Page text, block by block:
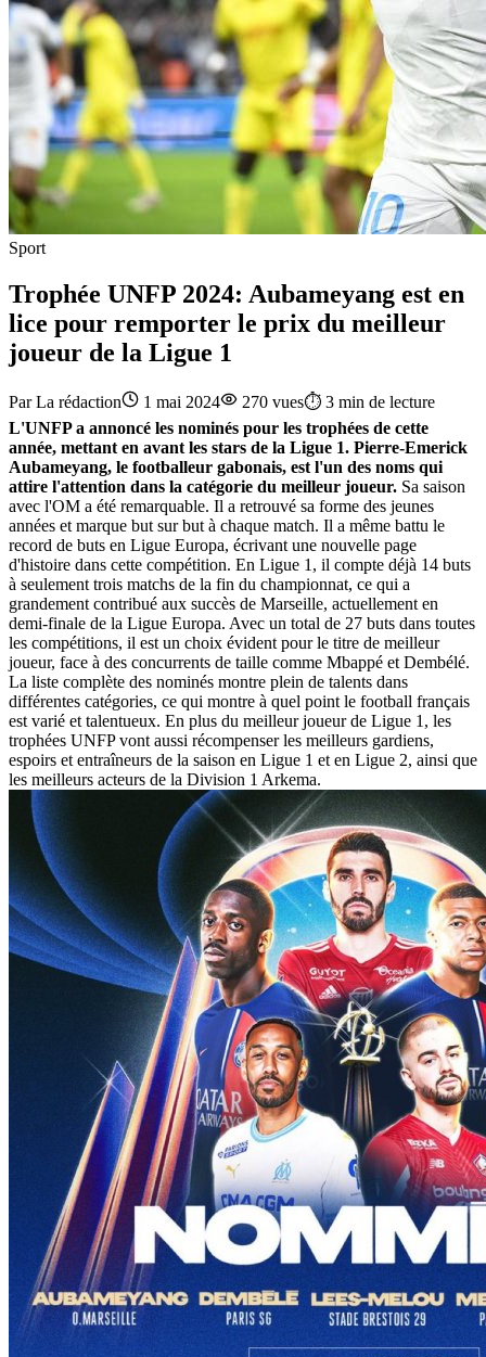
Sport
Trophée UNFP 2024: Aubameyang est en
lice pour remporter le prix du meilleur
joueur de la Ligue 1
ParLa rédaction 1 mai 2024 270 vues⏱️ 3 min de lecture
L'UNFP a annoncé les nominés pour les trophées de cette
année, mettant en avant les stars de la Ligue 1. Pierre-Emerick
Aubameyang, le footballeur gabonais, est l'un des noms qui
attire l'attention dans la catégorie du meilleur joueur. Sa saison
avec l'OM a été remarquable. Il a retrouvé sa forme des jeunes
années et marque but sur but à chaque match. Il a même battu le
record de buts en Ligue Europa, écrivant une nouvelle page
d'histoire dans cette compétition. En Ligue 1, il compte déjà 14 buts
à seulement trois matchs de la fin du championnat, ce qui a
grandement contribué aux succès de Marseille, actuellement en
demi-finale de la Ligue Europa. Avec un total de 27 buts dans toutes
les compétitions, il est un choix évident pour le titre de meilleur
joueur, face à des concurrents de taille comme Mbappé et Dembélé.
La liste complète des nominés montre plein de talents dans
différentes catégories, ce qui montre à quel point le football français
est varié et talentueux. En plus du meilleur joueur de Ligue 1, les
trophées UNFP vont aussi récompenser les meilleurs gardiens,
espoirs et entraîneurs de la saison en Ligue 1 et en Ligue 2, ainsi que
les meilleurs acteurs de la Division 1 Arkema.